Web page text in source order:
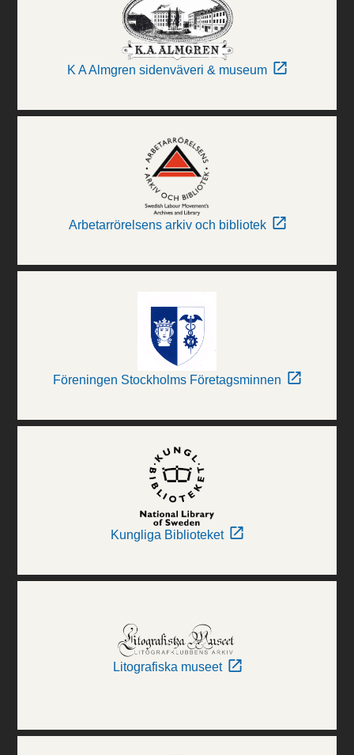
K A Almgren sidenväveri & museum
Arbetarrörelsens arkiv och bibliotek
Föreningen Stockholms Företagsminnen
Kungliga Biblioteket
Litografiska museet